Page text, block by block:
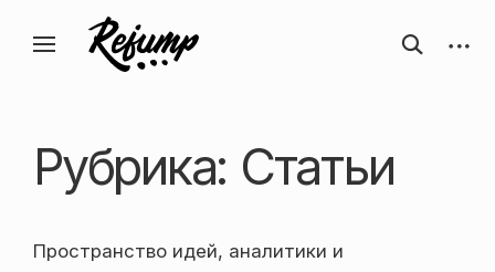
содержанию
Искусство, дизайн, вдохновение —
ReJump.ru
Блог о творчестве
открыть
форму
Рубрика: Статьи
Пространство идей, аналитики и